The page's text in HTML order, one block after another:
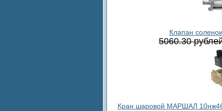
Клапан
5060.30
Кран шаровой МАРШАЛ